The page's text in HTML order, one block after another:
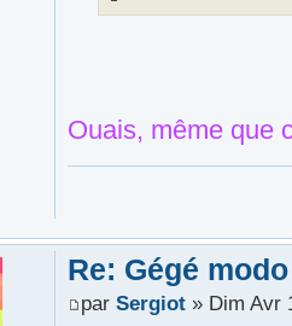
Ouais, même que
Re: Gégé
par Sergiot» Dim Avr